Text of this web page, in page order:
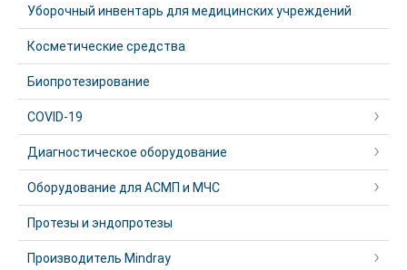
Уборочный инвентарь для медицинских учреждений
Косметические средства
Биопротезирование
COVID-19
Диагностическое оборудование
Оборудование для АСМП и МЧС
Протезы и эндопротезы
Производитель Mindray